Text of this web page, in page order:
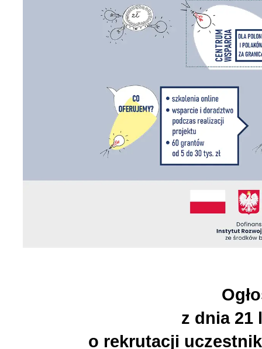
Z Polską i Ukrainą w
Куточок юного
Українська сторінка
z dnia 21
o rekrutacji